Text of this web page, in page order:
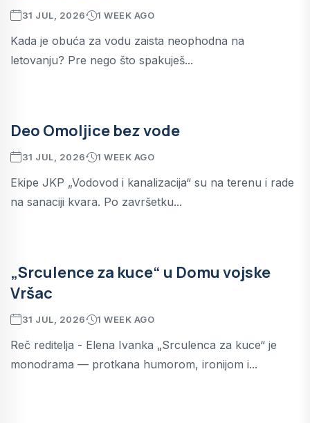
31 JUL, 2026 1 WEEK AGO
Kada je obuća za vodu zaista neophodna na
letovanju? Pre nego što spakuješ...
Deo Omoljice bez vode
31 JUL, 2026 1 WEEK AGO
Ekipe JKP „Vodovod i kanalizacija“ su na terenu i rade
na sanaciji kvara. Po završetku...
„Srculence za kuce“ u Domu vojske
Vršac
31 JUL, 2026 1 WEEK AGO
Reč reditelja - Elena Ivanka „Srculenca za kuce“ je
monodrama — protkana humorom, ironijom i...